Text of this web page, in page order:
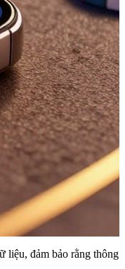
liệu, đảm bảo rằng thông